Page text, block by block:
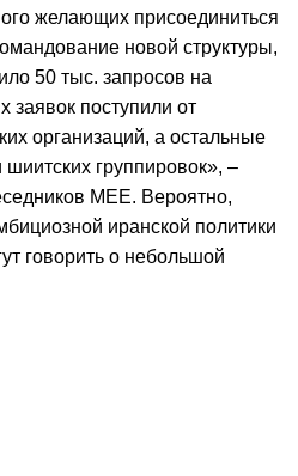
желающих присоединиться
новой структуры,
50 тыс. запросов на
заявок поступили от
организаций, а остальные
группировок», –
MEE. Вероятно,
иранской политики
говорить о небольшой